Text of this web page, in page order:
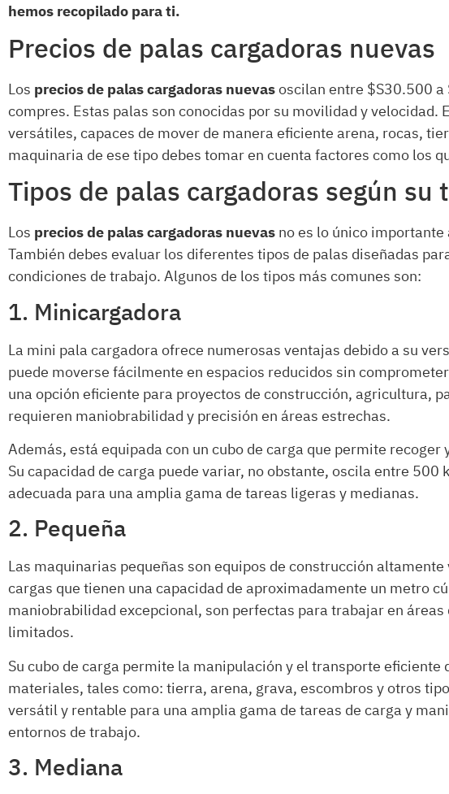
hemos recopilado para ti.
Precios de palas cargadoras nuevas
Los precios de palas cargadoras nuevasoscilan entre $S30.500
compres. Estas palas son conocidas por su movilidad y velocidad.
versátiles, capaces de mover de manera eficiente arena, rocas,
maquinaria de ese tipo debes tomar en cuenta factores como los
Tipos de palas cargadoras según su
Los precios de palas cargadoras nuevasno es lo único
También debes evaluar los diferentes tipos de palas diseñadas
condiciones de trabajo. Algunos de los tipos más comunes son:
1. Minicargadora
La mini pala cargadora ofrece numerosas ventajas debido a su
puede moverse fácilmente en espacios reducidos sin
una opción eficiente para proyectos de construcción, agricultura,
requieren maniobrabilidad y precisión en áreas estrechas.
Además, está equipada con un cubo de carga que permite
Su capacidad de carga puede variar, no obstante, oscila entre 500
adecuada para una amplia gama de tareas ligeras y medianas.
2. Pequeña
Las maquinarias pequeñas son equipos de construcción
cargas que tienen una capacidad de aproximadamente un metro
maniobrabilidad excepcional, son perfectas para trabajar en
limitados.
Su cubo de carga permite la manipulación y el transporte eficiente
materiales, tales como: tierra, arena, grava, escombros y otros
versátil y rentable para una amplia gama de tareas de carga y
entornos de trabajo.
3. Mediana